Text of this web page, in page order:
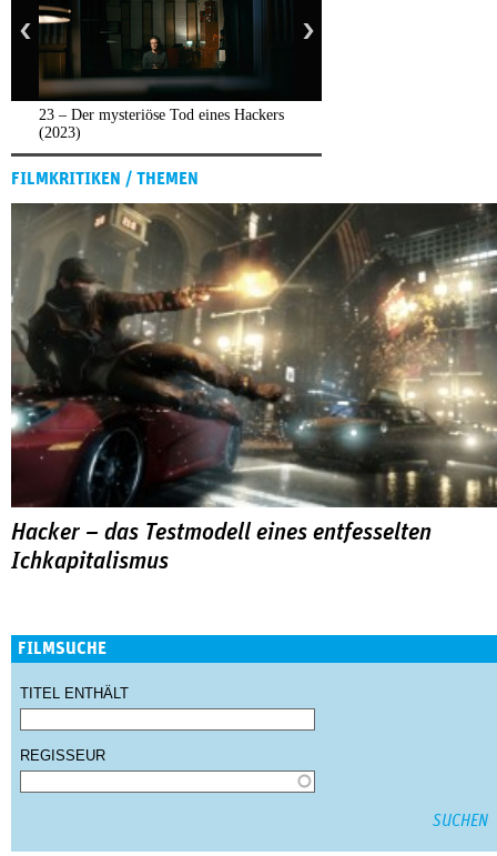
23 – Der mysteriöse Tod eines Hackers
(2023)
FILMKRITIKEN / THEMEN
Hacker – das Testmodell eines entfesselten
Ichkapitalismus
FILMSUCHE
TITEL ENTHÄLT
REGISSEUR